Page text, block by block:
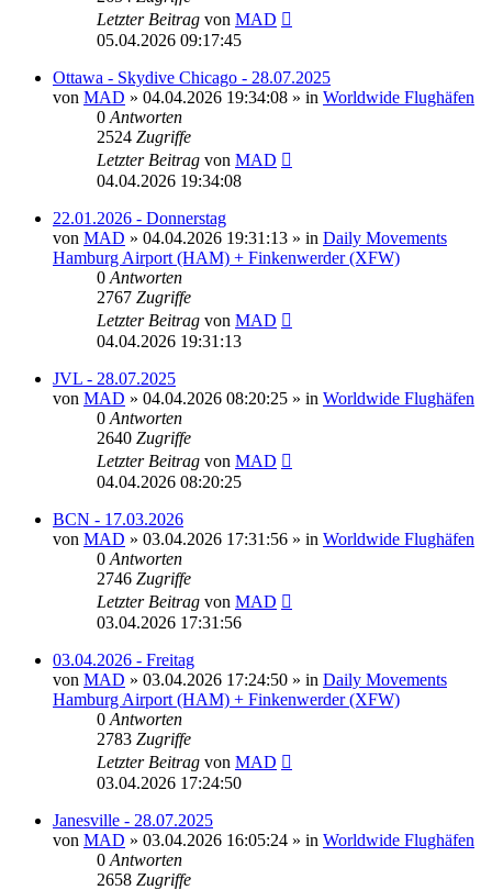
Letzter Beitrag von MAD
05.04.2026 09:17:45
Ottawa - Skydive Chicago - 28.07.2025
von MAD » 04.04.2026 19:34:08 » in Worldwide Flughäfen
0 Antworten
2524 Zugriffe
Letzter Beitrag von MAD
04.04.2026 19:34:08
22.01.2026 - Donnerstag
von MAD » 04.04.2026 19:31:13 » in Daily Movements
Hamburg Airport (HAM) + Finkenwerder (XFW)
0 Antworten
2767 Zugriffe
Letzter Beitrag von MAD
04.04.2026 19:31:13
JVL - 28.07.2025
von MAD » 04.04.2026 08:20:25 » in Worldwide Flughäfen
0 Antworten
2640 Zugriffe
Letzter Beitrag von MAD
04.04.2026 08:20:25
BCN - 17.03.2026
von MAD » 03.04.2026 17:31:56 » in Worldwide Flughäfen
0 Antworten
2746 Zugriffe
Letzter Beitrag von MAD
03.04.2026 17:31:56
03.04.2026 - Freitag
von MAD » 03.04.2026 17:24:50 » in Daily Movements
Hamburg Airport (HAM) + Finkenwerder (XFW)
0 Antworten
2783 Zugriffe
Letzter Beitrag von MAD
03.04.2026 17:24:50
Janesville - 28.07.2025
von MAD » 03.04.2026 16:05:24 » in Worldwide Flughäfen
0 Antworten
2658 Zugriffe